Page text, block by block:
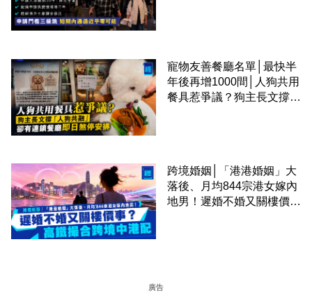
寵物友善餐廳名單│最快半
年後再增1000間│人狗共用
餐具惹爭議？狗主長文撐
跨境婚姻│「港港婚姻」大
落後、月均844宗港女嫁內
地男！遲婚不婚又關樓價
廣告